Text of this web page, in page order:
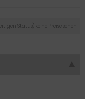
Status) keine Preise sehen.